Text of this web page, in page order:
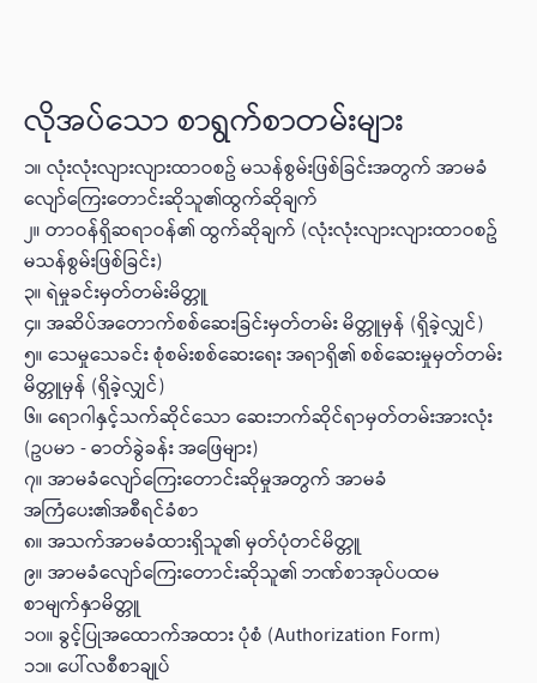
လိုအပ်သော စာရွက်စာတမ်းများ
၁။ လုံးလုံးလျားလျားထာဝစဥ် မသန်စွမ်းဖြစ်ခြင်းအတွက် အာမခံ
လျော်ကြေးတောင်းဆိုသူ၏ထွက်ဆိုချက်
၂။ တာဝန်ရှိဆရာဝန်၏ ထွက်ဆိုချက် (လုံးလုံးလျားလျားထာဝစဥ်
မသန်စွမ်းဖြစ်ခြင်း)
၃။ ရဲမှုခင်းမှတ်တမ်းမိတ္တူ
၄။ အဆိပ်အတောက်စစ်ဆေးခြင်းမှတ်တမ်း မိတ္တူမှန် (ရှိခဲ့လျှင်)
၅။ သေမှုသေခင်း စုံစမ်းစစ်ဆေးရေး အရာရှိ၏ စစ်ဆေးမှုမှတ်တမ်း
မိတ္တူမှန် (ရှိခဲ့လျှင်)
၆။ ရောဂါနှင့်သက်ဆိုင်သော ဆေးဘက်ဆိုင်ရာမှတ်တမ်းအားလုံး
(ဥပမာ - ဓာတ်ခွဲခန်း အဖြေများ)
၇။ အာမခံလျော်ကြေးတောင်းဆိုမှုအတွက် အာမခံ
အကြံပေး၏အစီရင်ခံစာ
၈။ အသက်အာမခံထားရှိသူ၏ မှတ်ပုံတင်မိတ္တူ
၉။ အာမခံလျော်ကြေးတောင်းဆိုသူ၏ ဘဏ်စာအုပ်ပထမ
စာမျက်နှာမိတ္တူ
၁၀။ ခွင့်ပြုအထောက်အထား ပုံစံ (Authorization Form)
၁၁။ ပေါ်လစီစာချုပ်